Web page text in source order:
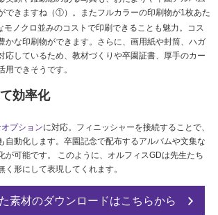
できますね（①）。またフルカラーの印刷物が1枚あた
モノクロ並みのコストで印刷できることも魅力。コス
かな印刷物ができます。さらに、画用紙や封筒、ハガ
応しているため、教材づくりや卒園証書、厚手のカー
用できそうです。
効率化
プションに対応。フィニッシャーを接続することで、
自動化します。卒園記念で配布するアルバムや文集な
が可能です。 このように、オルフィスGDは先生たち
形にして表現してくれます。
素材のダウンロードはこちらから